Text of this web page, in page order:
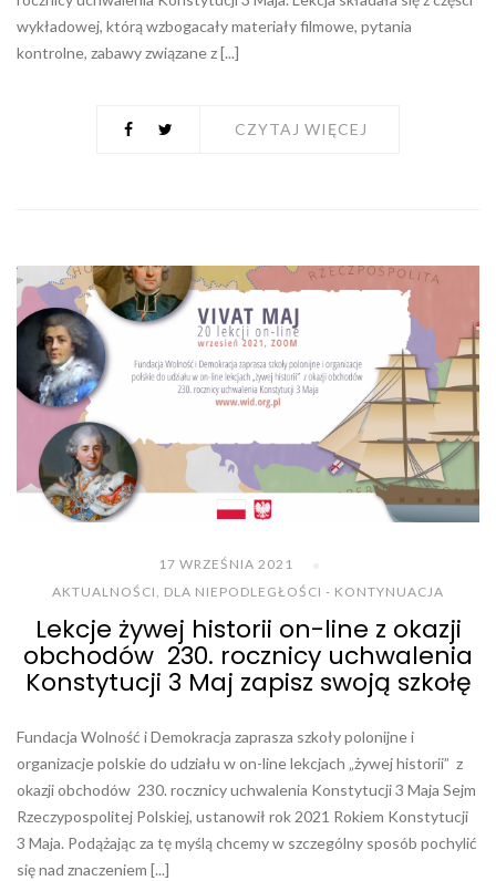
wykładowej, którą wzbogacały materiały filmowe, pytania
kontrolne, zabawy związane z [...]
CZYTAJ WIĘCEJ
17 WRZEŚNIA 2021
AKTUALNOŚCI, DLA NIEPODLEGŁOŚCI - KONTYNUACJA
Lekcje żywej historii on-line z okazji
obchodów 230. rocznicy uchwalenia
Konstytucji 3 Maj zapisz swoją szkołę
Fundacja Wolność i Demokracja zaprasza szkoły polonijne i
organizacje polskie do udziału w on-line lekcjach „żywej historii” z
okazji obchodów 230. rocznicy uchwalenia Konstytucji 3 Maja Sejm
Rzeczypospolitej Polskiej, ustanowił rok 2021 Rokiem Konstytucji
3 Maja. Podążając za tę myślą chcemy w szczególny sposób pochylić
się nad znaczeniem [...]